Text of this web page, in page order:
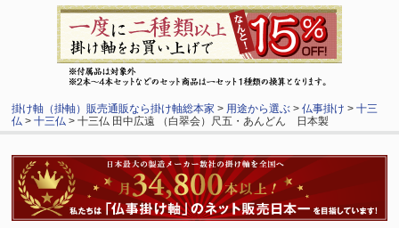
掛け軸（掛軸）販売通販なら掛け軸総本家 > 用途から選ぶ >仏事掛け >十三
仏 >十三仏 > 十三仏 田中広遠 （白翠会）尺五・あんどん 日本製